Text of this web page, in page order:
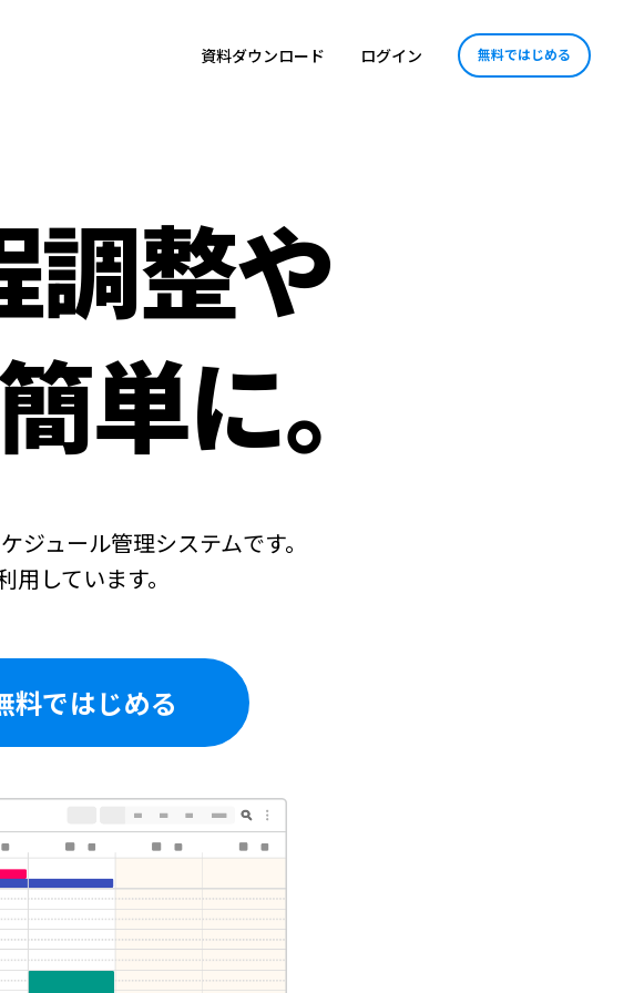
資料ダウンロード ログイン 無料ではじめる
調整や
単に。
ジュール管理システムです。
しています。
料ではじめる